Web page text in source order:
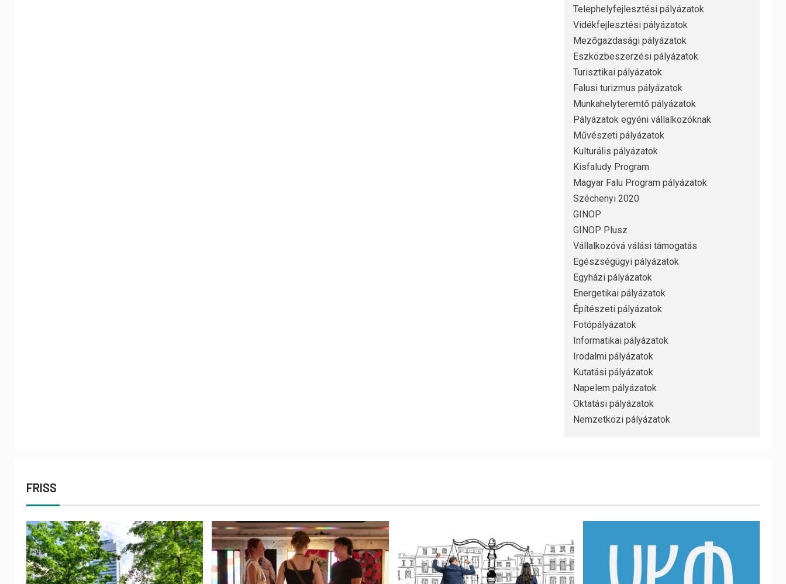
Telephelyfejlesztési pályázatok
Vidékfejlesztési pályázatok
Mezőgazdasági pályázatok
Eszközbeszerzési pályázatok
Turisztikai pályázatok
Falusi turizmus pályázatok
Munkahelyteremtő pályázatok
Pályázatok egyéni vállalkozóknak
Művészeti pályázatok
Kulturális pályázatok
Kisfaludy Program
Magyar Falu Program pályázatok
Széchenyi 2020
GINOP
GINOP Plusz
Vállalkozóvá válási támogatás
Egészségügyi pályázatok
Egyházi pályázatok
Energetikai pályázatok
Építészeti pályázatok
Fotópályázatok
Informatikai pályázatok
Irodalmi pályázatok
Kutatási pályázatok
Napelem pályázatok
Oktatási pályázatok
Nemzetközi pályázatok
FRISS